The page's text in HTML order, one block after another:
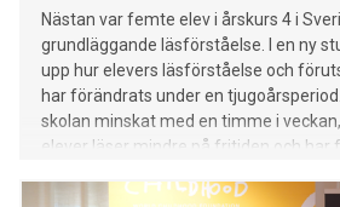
Nästan var femte elev i årskurs 4 i
grundläggande läsförståelse. I en ny
upp hur elevers läsförståelse och
har förändrats under en
skolan minskat med en timme i
elever läser mindre på fritiden och har